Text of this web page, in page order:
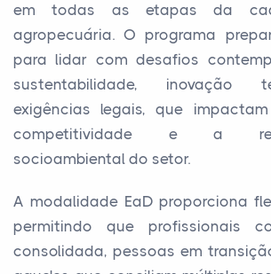
em todas as etapas da
agropecuária. O programa
para lidar com desafios
sustentabilidade, inovação
exigências legais, que
competitividade e a
socioambiental do setor.
A modalidade EaD proporciona
permitindo que profissionais
consolidada, pessoas em